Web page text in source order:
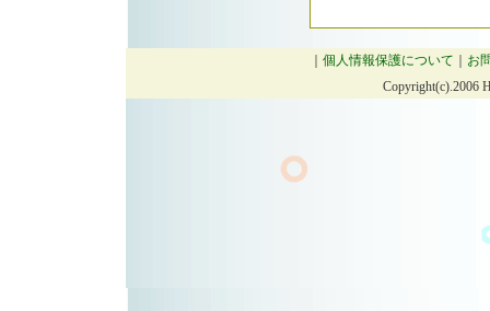
個人情報保護について
お
Copyright(c).2006